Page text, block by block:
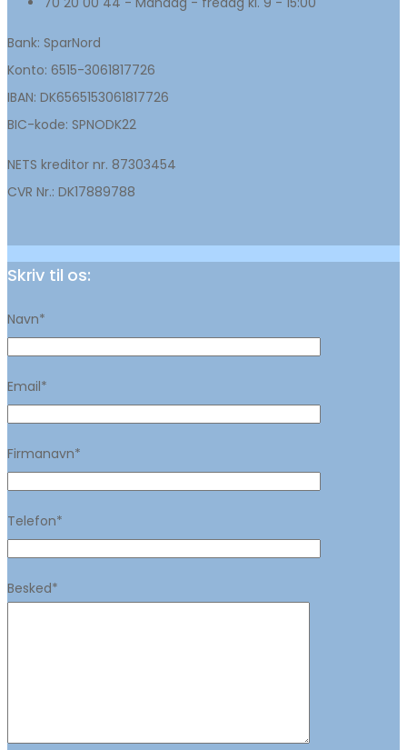
Bank: SparNord
Konto: 6515-3061817726
IBAN: DK6565153061817726
BIC-kode: SPNODK22
NETS kreditor nr. 87303454
CVR Nr.: DK17889788
Skriv til os:
Navn*
Email*
Firmanavn*
Telefon*
Besked*